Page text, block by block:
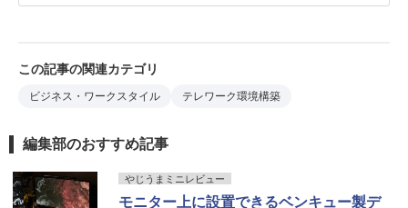
この記事の関連カテゴリ
ビジネス・ワークスタイル テレワーク環境構築
編集部のおすすめ記事
やじうまミニレビュー
モニター上に設置できるベンキュー製デ